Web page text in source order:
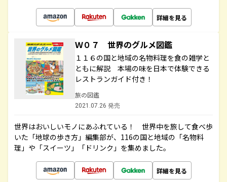
詳細を見る
Ｗ０７ 世界のグルメ図鑑
１１６の国と地域の名物料理を食の雑学と
ともに解説 本場の味を日本で体験できる
レストランガイド付き！
旅の図鑑
2021.07.26 発売
世界はおいしいモノにあふれている！ 世界中を旅して食べ歩
いた「地球の歩き方」編集部が、116の国と地域の「名物料
理」や「スイーツ」「ドリンク」を集めました。
詳細を見る